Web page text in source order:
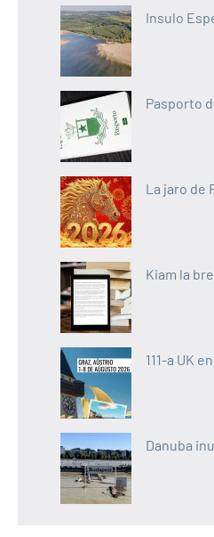
Insulo
Pasporto
La jaro de
Kiam la
111-a UK
Danuba